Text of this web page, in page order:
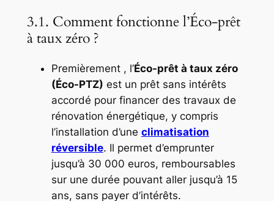
3.1. Comment fonctionne l’Éco-prêt
à taux zéro ?
Premièrement , l’Éco-prêt à taux zéro
(Éco-PTZ) est un prêt sans intérêts
accordé pour financer des travaux de
rénovation énergétique, y compris
l’installation d’une climatisation
réversible. Il permet d’emprunter
jusqu’à 30 000 euros, remboursables
sur une durée pouvant aller jusqu’à 15
ans, sans payer d’intérêts.